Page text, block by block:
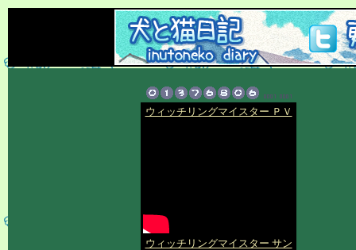
ウィッチリングマイスター ＰＶ
ウィッチリングマイスター サン